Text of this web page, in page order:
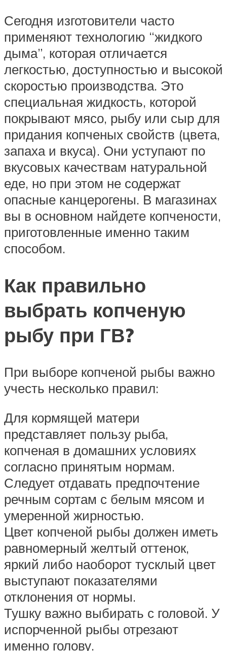
Сегодня изготовители часто
применяют технологию “жидкого
дыма”, которая отличается
легкостью, доступностью и высокой
скоростью производства. Это
специальная жидкость, которой
покрывают мясо, рыбу или сыр для
придания копченых свойств (цвета,
запаха и вкуса). Они уступают по
вкусовых качествам натуральной
еде, но при этом не содержат
опасные канцерогены. В магазинах
вы в основном найдете копчености,
приготовленные именно таким
способом.
Как правильно
выбрать копченую
рыбу при ГВ?
При выборе копченой рыбы важно
учесть несколько правил:
Для кормящей матери
представляет пользу рыба,
копченая в домашних условиях
согласно принятым нормам.
Следует отдавать предпочтение
речным сортам с белым мясом и
умеренной жирностью.
Цвет копченой рыбы должен иметь
равномерный желтый оттенок,
яркий либо наоборот тусклый цвет
выступают показателями
отклонения от нормы.
Тушку важно выбирать с головой. У
испорченной рыбы отрезают
именно голову.